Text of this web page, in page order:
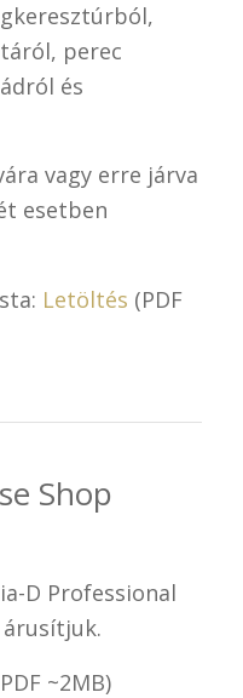
perec
és
vagy erre járva
esetben
Letöltés (PDF
Shop
D Professional
~2MB)